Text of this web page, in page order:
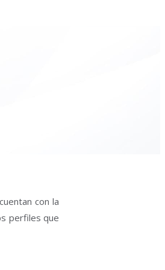
con la
perfiles que